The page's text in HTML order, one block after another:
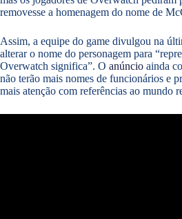
removesse a homenagem do nome de
Assim, a equipe do game divulgou na
alterar o nome do personagem para
Overwatch significa”. O anúncio ainda
não terão mais nomes de funcionários e
mais atenção com referências ao mundo